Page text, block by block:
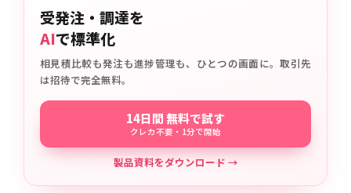
受発注・調達を
AIで標準化
相見積比較も発注も進捗管理も、ひとつの画面に。取引先
は招待で完全無料。
14日間 無料で試す
クレカ不要・1分で開始
製品資料をダウンロード →